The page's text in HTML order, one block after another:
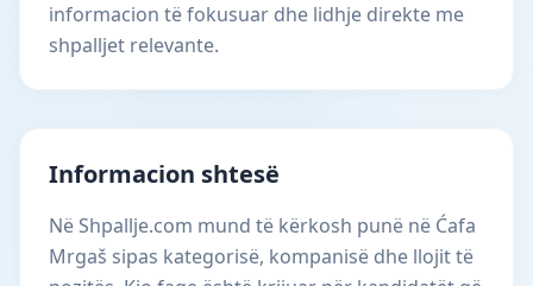
informacion të fokusuar dhe lidhje direkte me
shpalljet relevante.
Informacion shtesë
Në Shpallje.com mund të kërkosh punë në Ćafa
Mrgaš sipas kategorisë, kompanisë dhe llojit të